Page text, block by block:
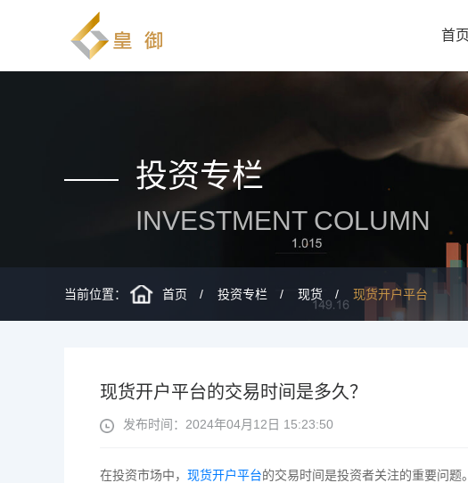
首页
投资专栏
INVESTMENT COLUMN
当前位置： 首页 投资专栏 现货 现货开户平台
现货开户平台的交易时间是多久？
发布时间：2024年04月12日 15:23:50
在投资市场中， 现货开户平台的交易时间是投资者关注的重要问